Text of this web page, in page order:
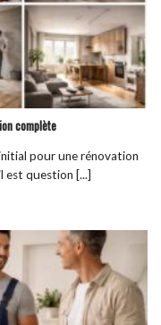
complète
pour une rénovation
est question [...]